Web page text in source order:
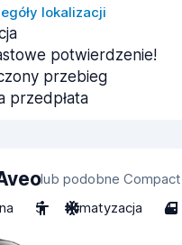
lokalizacji
potwierdzenie!
przebieg
przedpłata
lub podobne Compact
5 Klimatyzacja 4